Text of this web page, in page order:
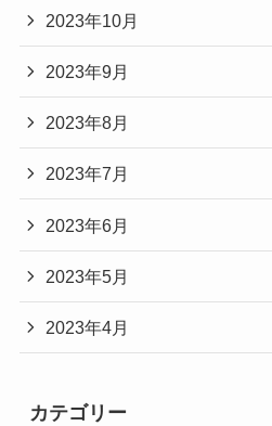
2023年10月
2023年9月
2023年8月
2023年7月
2023年6月
2023年5月
2023年4月
カテゴリー